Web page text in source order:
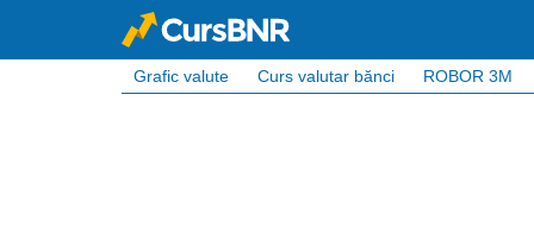
Grafic valute Curs valutar bănci ROBOR 3M